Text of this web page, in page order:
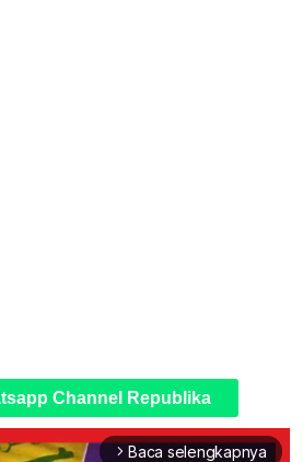
Channel Republika
arrow_forward_ios Baca selengkapnya